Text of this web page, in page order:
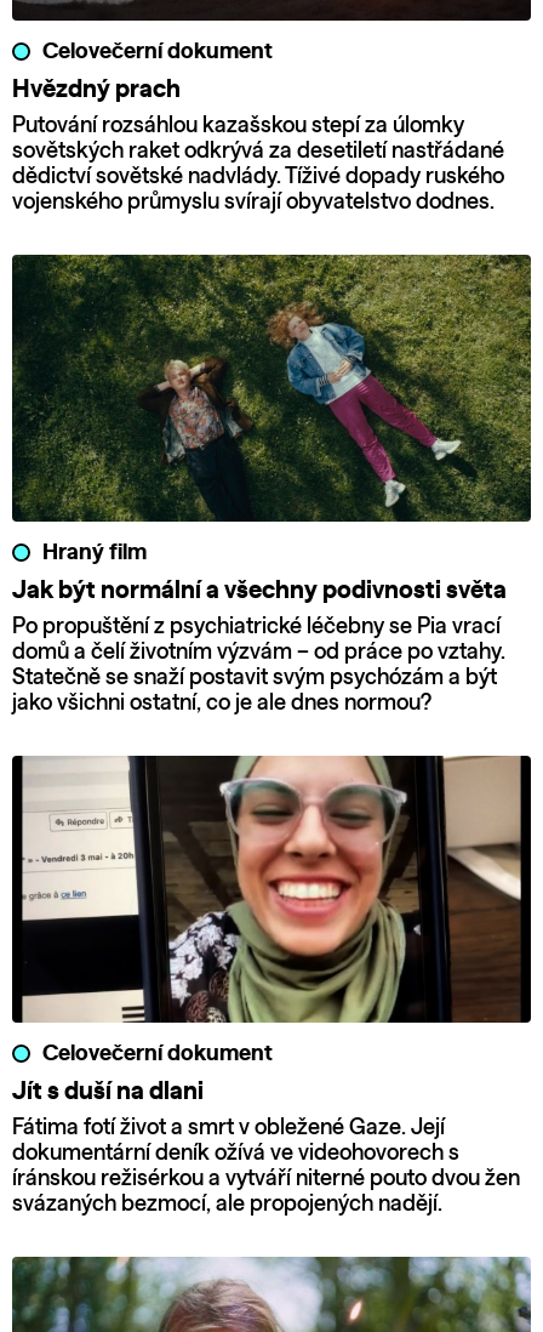
Celovečerní dokument
Hvězdný prach
Putování rozsáhlou kazašskou stepí za úlomky
sovětských raket odkrývá za desetiletí nastřádané
dědictví sovětské nadvlády. Tíživé dopady ruského
vojenského průmyslu svírají obyvatelstvo dodnes.
Hraný film
Jak být normální a všechny podivnosti světa
Po propuštění z psychiatrické léčebny se Pia vrací
domů a čelí životním výzvám – od práce po vztahy.
Statečně se snaží postavit svým psychózám a být
jako všichni ostatní, co je ale dnes normou?
Celovečerní dokument
Jít s duší na dlani
Fátima fotí život a smrt v obležené Gaze. Její
dokumentární deník ožívá ve videohovorech s
íránskou režisérkou a vytváří niterné pouto dvou žen
svázaných bezmocí, ale propojených nadějí.